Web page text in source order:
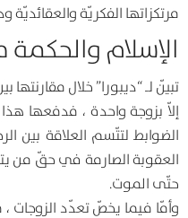
مرتكزاتها الفكريّة
الإسلام
تبيّن لـ “ديبورا” خلال
إلاّ بزوجة واحدة ، فدفعها
الضوابط لتتّسم العلاقة بين
العقوبة الصارمة في حقّ من
حتّى الموت.
وأمّا فيما يخصّ تعدّد الزوجات